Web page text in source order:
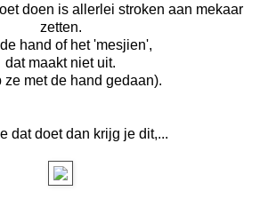
doen is allerlei stroken aan mekaar
zetten.
hand of het 'mesjien',
dat maakt niet uit.
ze met de hand gedaan).
dat doet dan krijg je dit,...